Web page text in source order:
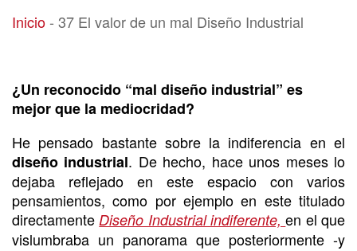
37 El valor de un mal Diseño Industrial
Inicio- 37 El valor de un mal Diseño Industrial
¿Un reconocido “mal diseño industrial” es
mejor que la mediocridad?
He pensado bastante sobre la indiferencia en el
diseño industrial. De hecho, hace unos meses lo
dejaba reflejado en este espacio con varios
pensamientos, como por ejemplo en este titulado
directamente Diseño Industrial indiferente,en el que
vislumbraba un panorama que posteriormente -y